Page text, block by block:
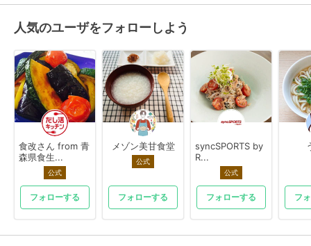
人気のユーザをフォローしよう
食改さん from 青
森県食生...
公式
フォローする
メゾン美甘食堂
公式
フォローする
syncSPORTS by
R...
公式
フォローする フ